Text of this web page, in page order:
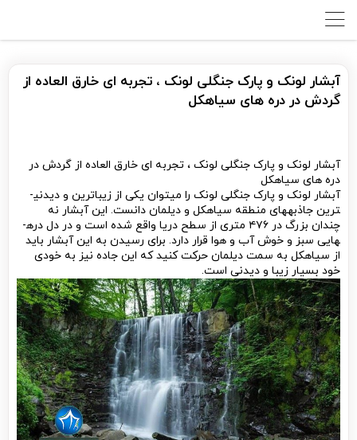
آبشار لونک و پارک جنگلی لونک ، تجربه ای خارق العاده از
گردش در دره های سیاهکل
آبشار لونک و پارک جنگلی لونک ، تجربه ای خارق العاده از گردش در
دره های سیاهکل
آبشار لونک و پارک جنگلی لونک را می­توان یکی از زیباترین و دیدنی­
ترین جاذبه­های منطقه سیاهکل و دیلمان دانست. این آبشار نه
چندان بزرگ در ۴۷۶ متری از سطح دریا واقع شده است و در دل دره­
هایی سبز و خوش آب و هوا قرار دارد. برای رسیدن به این آبشار باید
از سیاهکل به سمت دیلمان حرکت کنید که این جاده نیز به خودی
خود بسیار زیبا و دیدنی است.